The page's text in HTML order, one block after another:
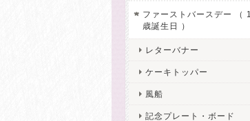
ファーストバースデー （ 1
歳誕生日 ）
レターバナー
ケーキトッパー
風船
記念プレート・ボード